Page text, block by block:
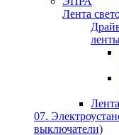
Лента
07.
выключатели)